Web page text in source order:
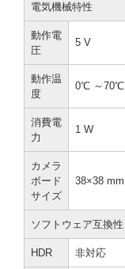
電気機械特性
動作電
圧
5 V
動作温
度
0℃ ～70℃
消費電
力
1 W
カメラ
ボード
サイズ
38×38 mm
ソフトウェア互換性
HDR 非対応